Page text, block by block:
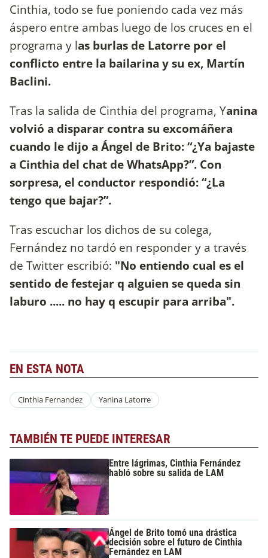
Cinthia, todo se fue poniendo cada vez más
áspero entre ambas luego de los cruces en el
programa y las burlas de Latorre por el
conflicto entre la bailarina y su ex, Martín
Baclini.
Tras la salida de Cinthia del programa, Yanina
volvió a disparar contra su excomáñera
cuando le dijo a Ángel de Brito: “¿Ya bajaste
a Cinthia del chat de WhatsApp?”. Con
sorpresa, el conductor respondió: “¿La
tengo que bajar?”.
Tras escuchar los dichos de su colega,
Fernández no tardó en responder y a través
de Twitter escribió: "No entiendo cual es el
sentido de festejar q alguien se queda sin
laburo ..... no hay q escupir para arriba".
EN ESTA NOTA
Cinthia Fernandez Yanina Latorre
TAMBIÉN TE PUEDE INTERESAR
Entre lágrimas, Cinthia Fernández
habló sobre su salida de LAM
Ángel de Brito tomó una drástica
decisión sobre el futuro de Cinthia
Fernández en LAM